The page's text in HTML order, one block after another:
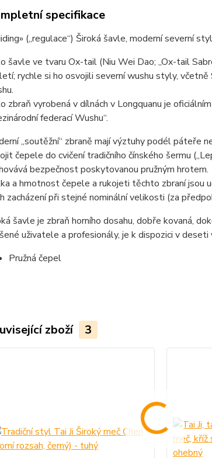
specifikace
(„regulace“) Široká šavle, moderní severní
šavle ve tvaru Ox-tail (Niu Wei Dao; „Ox-tail
rychle si ho osvojili severní wushu styly,
zbraň vyrobená v dílnách v Longquanu je
federací Wushu“.
„soutěžní“ zbraně mají výztuhy podél páteře
čepele do cvičení tradičního čínského šermu
bezpečnost poskytovanou pružným hrotem.
a hmotnost čepele a rukojeti těchto zbraní jsou
zacházení při stejné nominální velikosti (za
šavle je zbraň horního dosahu, dobře kovaná,
uživatele a profesionály, je k dispozici v
Pružná čepel
zboží 3